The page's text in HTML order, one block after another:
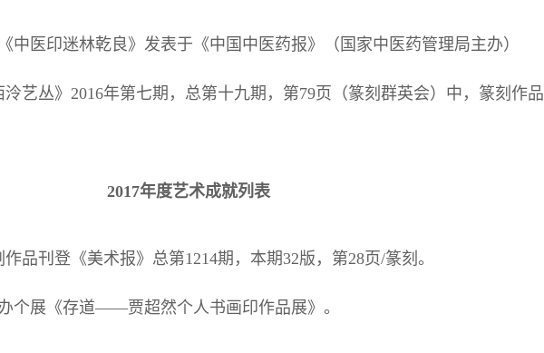
中医印迷林乾良》发表于《中国中医药报》（国家中医药管理局主办）
泠艺丛》2016年第七期，总第十九期，第79页（篆刻群英会）中，篆刻作品
2017年度艺术成就列表
品刊登《美术报》总第1214期，本期32版，第28页/篆刻。
个展《存道——贾超然个人书画印作品展》。